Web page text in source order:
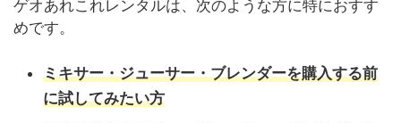
ゲオあれこれレンタルは、次のような方に特におすす
めです。
ミキサー・ジューサー・ブレンダーを購入する前
に試してみたい方